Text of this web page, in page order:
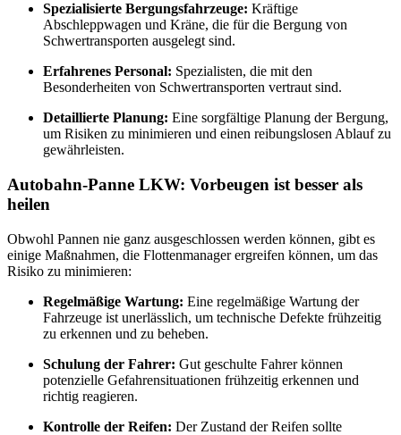
Spezialisierte Bergungsfahrzeuge: Kräftige
Abschleppwagen und Kräne, die für die Bergung von
Schwertransporten ausgelegt sind.
Erfahrenes Personal: Spezialisten, die mit den
Besonderheiten von Schwertransporten vertraut sind.
Detaillierte Planung: Eine sorgfältige Planung der Bergung,
um Risiken zu minimieren und einen reibungslosen Ablauf zu
gewährleisten.
Autobahn-Panne LKW: Vorbeugen ist besser als
heilen
Obwohl Pannen nie ganz ausgeschlossen werden können, gibt es
einige Maßnahmen, die Flottenmanager ergreifen können, um das
Risiko zu minimieren:
Regelmäßige Wartung: Eine regelmäßige Wartung der
Fahrzeuge ist unerlässlich, um technische Defekte frühzeitig
zu erkennen und zu beheben.
Schulung der Fahrer: Gut geschulte Fahrer können
potenzielle Gefahrensituationen frühzeitig erkennen und
richtig reagieren.
Kontrolle der Reifen: Der Zustand der Reifen sollte